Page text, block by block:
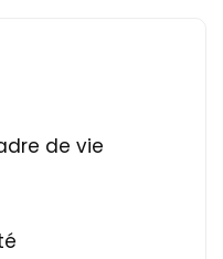
de vie